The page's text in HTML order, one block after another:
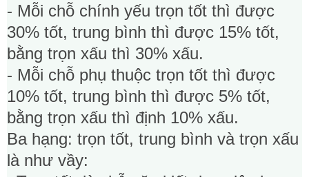
- Mỗi chỗ chính yếu trọn tốt thì được
30% tốt, trung bình thì được 15% tốt,
bằng trọn xấu thì 30% xấu.
- Mỗi chỗ phụ thuộc trọn tốt thì được
10% tốt, trung bình thì được 5% tốt,
bằng trọn xấu thì định 10% xấu.
Ba hạng: trọn tốt, trung bình và trọn xấu
là như vầy: